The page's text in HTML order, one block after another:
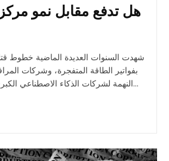
هل تدفع مقابل نمو مركز
شهدت السنوات العديدة الماضية خطوط
بفواتير الطاقة المتفجرة، وشركات
النهمة لشركات الذكاء الاصطناعي الكبرى للحصول على المزيد...